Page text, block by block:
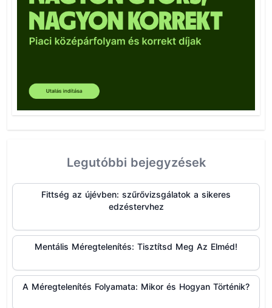
Legutóbbi bejegyzések
Fittség az újévben: szűrővizsgálatok a sikeres
edzéstervhez
Mentális Méregtelenítés: Tisztítsd Meg Az Elméd!
A Méregtelenítés Folyamata: Mikor és Hogyan Történik?